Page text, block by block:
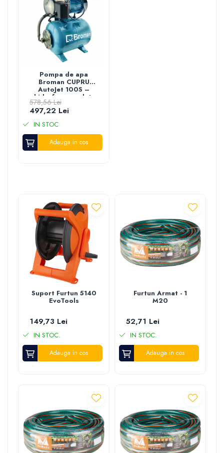
Pompa de apa
Broman CUPRU
AutoJet 100S –
hidrofor complet,
1800 W, 2 CP
578,56 Lei
497,22 Lei
IN STOC
Adauga in cos
Suport Furtun 5140
EvoTools
149,73 Lei
IN STOC.
Adauga in cos
Furtun Armat - 1
M20
52,71 Lei
IN STOC.
Adauga in cos